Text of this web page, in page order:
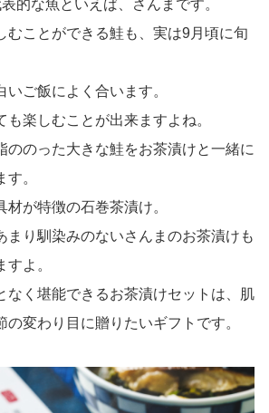
的な魚といえば、さんまです。
むことができる鮭も、実は9月頃に旬
いご飯によく合います。
楽しむことが出来ますよね。
ののった大きな鮭をお茶漬けと一緒に
。
が特徴の石巻茶漬け。
まり馴染みのないさんまのお茶漬けも
よ。
なく堪能できるお茶漬けセットは、肌
の変わり目に贈りたいギフトです。